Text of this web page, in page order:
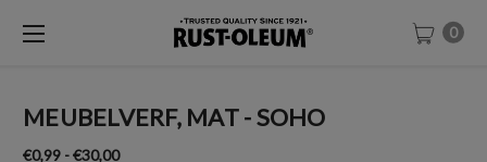
0
MEUBELVERF, MAT - SOHO
€0,99 - €30,00